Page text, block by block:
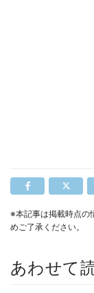
※本記事は掲載時点の
めご了承ください。
あわせて